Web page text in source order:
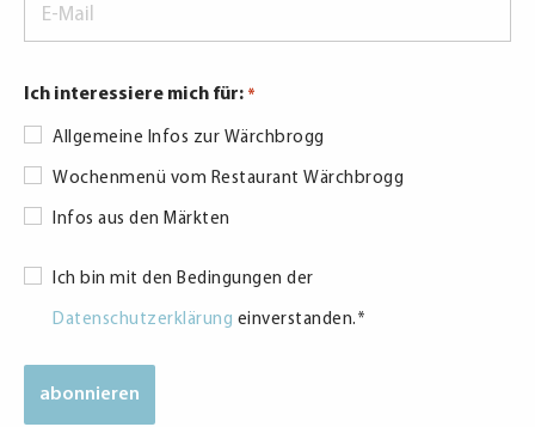
Mail
Ich interessiere mich für: *
Allgemeine Infos zur Wärchbrogg
Wochenmenü vom Restaurant Wärchbrogg
Infos aus den Märkten
Datenschutzerklärung
Ich bin mit den Bedingungen der
Datenschutzerklärung einverstanden. *